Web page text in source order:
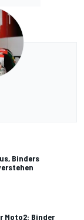
Binders
Moto2: Binder